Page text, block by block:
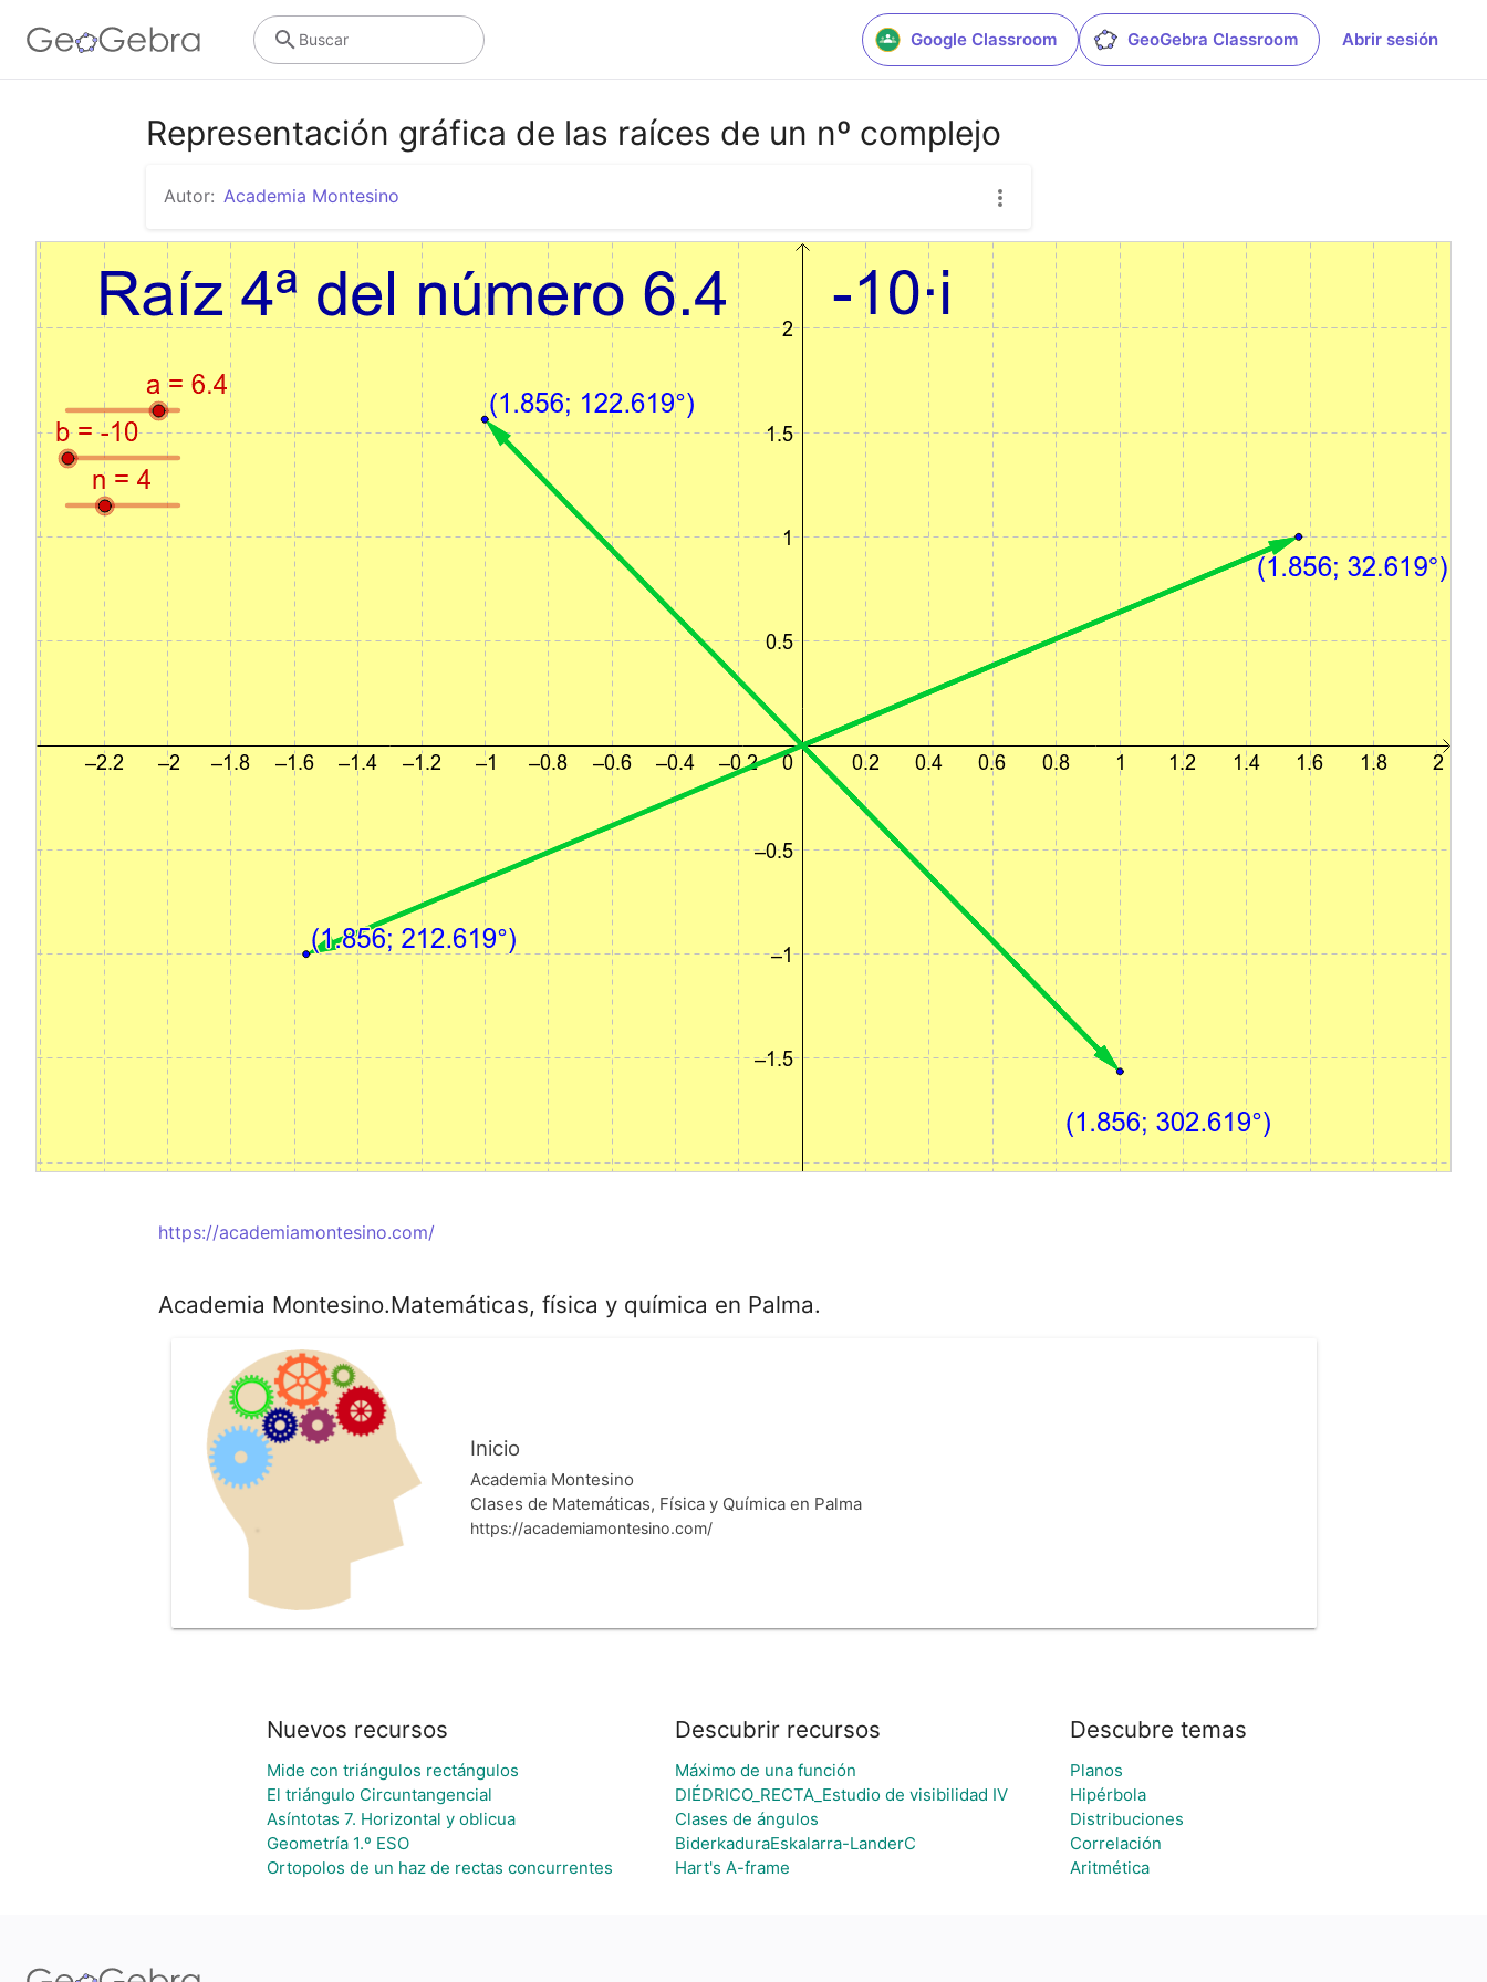
Google Classroom GeoGebra Classroom Abrir sesión
Buscar
Representación gráfica de las raíces de un nº complejo
Autor: Academia Montesino
https://academiamontesino.com/
Academia Montesino.Matemáticas, física y química en Palma.
Inicio
Academia Montesino
Clases de Matemáticas, Física y Química en Palma
https://academiamontesino.com/
Nuevos recursos
Mide con triángulos rectángulos
El triángulo Circuntangencial
Asíntotas 7. Horizontal y oblicua
Geometría 1.º ESO
Ortopolos de un haz de rectas concurrentes
Descubrir recursos
Máximo de una función
DIÉDRICO_RECTA_Estudio de visibilidad IV
Clases de ángulos
BiderkaduraEskalarra-LanderC
Hart's A-frame
Descubre temas
Planos
Hipérbola
Distribuciones
Correlación
Aritmética